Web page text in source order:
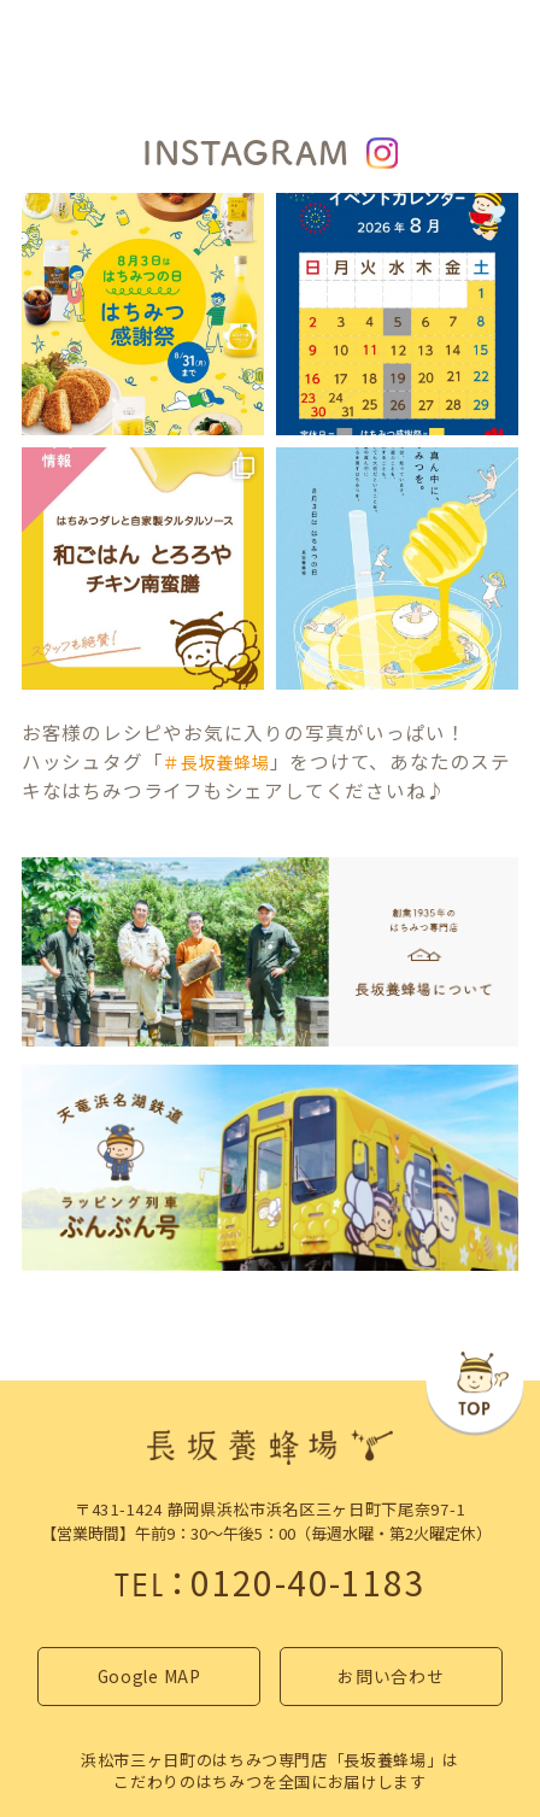
INSTAGRAM
お客様のレシピやお気に入りの写真がいっぱい！
ハッシュタグ「＃長坂養蜂場 」をつけて、あなたのステ
キなはちみつライフもシェアしてくださいね♪
〒431-1424 静岡県浜松市浜名区三ヶ日町下尾奈97-1
【営業時間】午前9：30～午後5：00（毎週水曜・第2火曜定休）
TEL：0120-40-1183
Google MAP お問い合わせ
浜松市三ヶ日町のはちみつ専門店「長坂養蜂場」は
こだわりのはちみつを全国にお届けします